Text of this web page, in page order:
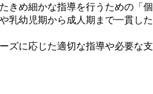
め細かな指導を行うための「
幼児期から成人期まで一貫し
に応じた適切な指導や必要な支